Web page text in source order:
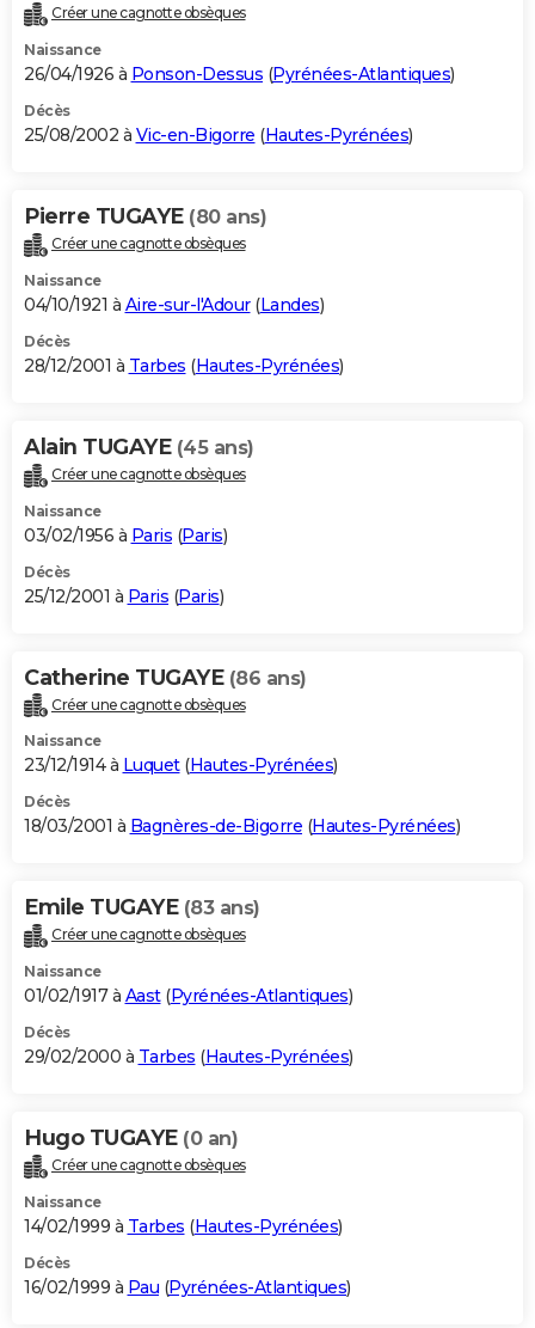
Créer une cagnotte obsèques
Naissance
26/04/1926 à Ponson-Dessus (Pyrénées-Atlantiques)
Décès
25/08/2002 à Vic-en-Bigorre (Hautes-Pyrénées)
Pierre TUGAYE (80 ans)
Créer une cagnotte obsèques
Naissance
04/10/1921 à Aire-sur-l'Adour(Landes)
Décès
28/12/2001 à Tarbes (Hautes-Pyrénées)
Alain TUGAYE (45 ans)
Créer une cagnotte obsèques
Naissance
03/02/1956 à Paris (Paris)
Décès
25/12/2001 à Paris (Paris)
Catherine TUGAYE (86 ans)
Créer une cagnotte obsèques
Naissance
23/12/1914 à Luquet(Hautes-Pyrénées)
Décès
18/03/2001 à Bagnères-de-Bigorre (Hautes-Pyrénées)
Emile TUGAYE (83 ans)
Créer une cagnotte obsèques
Naissance
01/02/1917 à Aast(Pyrénées-Atlantiques)
Décès
29/02/2000 à Tarbes (Hautes-Pyrénées)
Hugo TUGAYE (0 an)
Créer une cagnotte obsèques
Naissance
14/02/1999 à Tarbes (Hautes-Pyrénées)
Décès
16/02/1999 à Pau (Pyrénées-Atlantiques)